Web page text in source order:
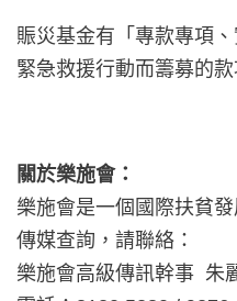
賑災基金有「專款專項
緊急救援行動而籌募的
關於樂施會：
樂施會是一個國際扶貧
傳媒查詢，請聯絡：
樂施會高級傳訊幹事 朱